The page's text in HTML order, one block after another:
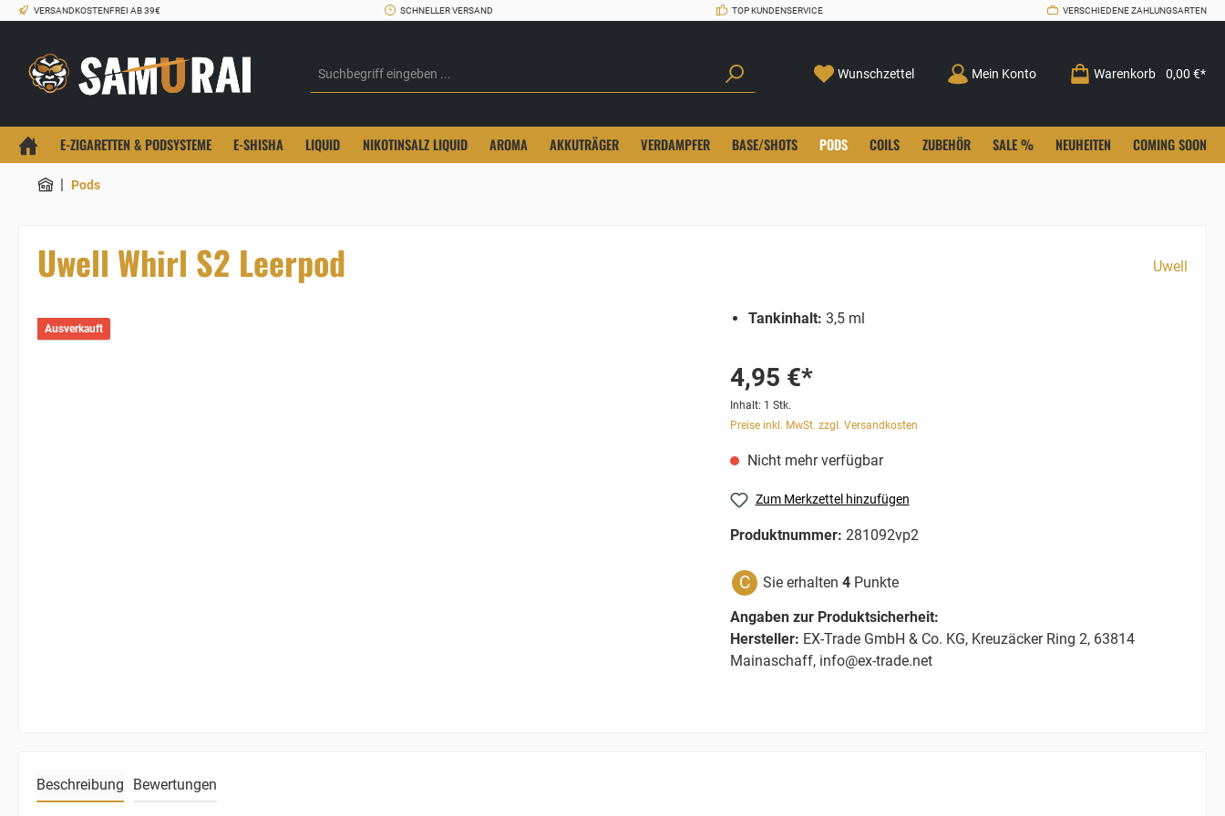
VERSANDKOSTENFREI AB 39€ SCHNELLER VERSAND TOP KUNDENSERVICE VERSCHIEDENE ZAHLUNGSARTEN
Wunschzettel Mein Konto Warenkorb 0,00 €*
E-ZIGARETTEN & PODSYSTEME E-SHISHA LIQUID NIKOTINSALZ LIQUID AROMA AKKUTRÄGER VERDAMPFER BASE/SHOTS PODS COILS ZUBEHÖR SALE % NEUHEITEN COMING SOON
| Pods
Uwell Whirl S2 Leerpod Uwell
Ausverkauft
Tankinhalt: 3,5 ml
4,95 €*
Inhalt: 1 Stk.
Preise inkl. MwSt. zzgl. Versandkosten
Nicht mehr verfügbar
Zum Merkzettel hinzufügen
Produktnummer: 281092vp2
C Sie erhalten 4 Punkte
Angaben zur Produktsicherheit:
Hersteller: EX-Trade GmbH & Co. KG, Kreuzäcker Ring 2, 63814
Mainaschaff, info@ex-trade.net
Beschreibung Bewertungen